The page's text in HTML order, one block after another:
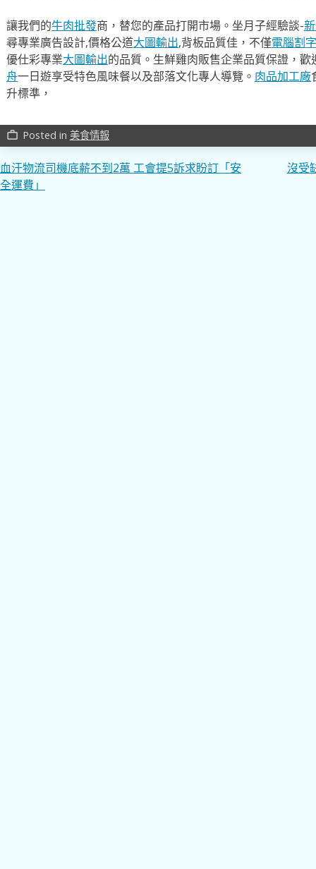
讓我們的牛肉批發商，替您的產品打開市場。坐月子經驗談-
尋專業廣告設計,價格公道大圖輸出,背板品質佳，不僅電腦割字
優仕彩專業大圖輸出的品質。生鮮雞肉販售企業品質保證，歡
舟一日遊享受特色風味餐以及部落文化專人導覽。 肉品加工廠
升標準，
work_outline Posted in 美食情報
文
章
血汗物流司機底薪不到2萬 工會提5訴求盼訂「安
全運費」
沒受